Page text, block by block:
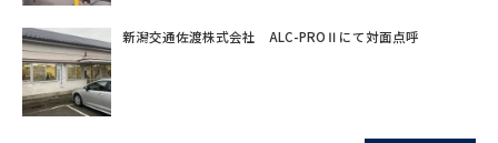
新潟交通佐渡株式会社 ALC-PROⅡにて対面点呼